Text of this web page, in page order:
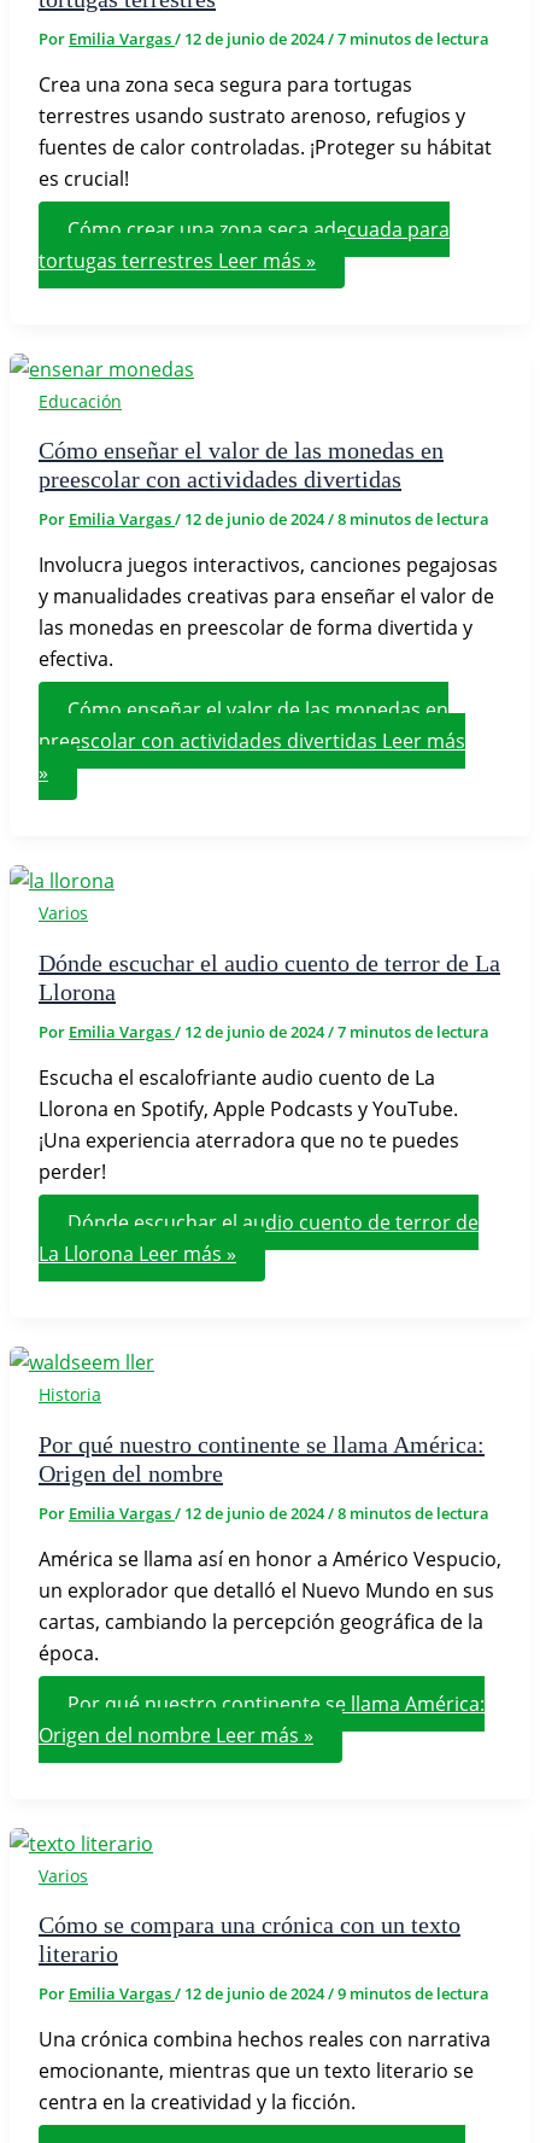
Por Emilia Vargas/ 12 de junio de 2024/7 minutos de lectura
Crea una zona seca segura para tortugas
terrestres usando sustrato arenoso, refugios y
fuentes de calor controladas. ¡Proteger su hábitat
es crucial!
Cómo crear una zona seca adecuada para
tortugas terrestres Leer más »
Educación
Cómo enseñar el valor de las monedas en
preescolar con actividades divertidas
Por Emilia Vargas/ 12 de junio de 2024/8 minutos de lectura
Involucra juegos interactivos, canciones pegajosas
y manualidades creativas para enseñar el valor de
las monedas en preescolar de forma divertida y
efectiva.
Cómo enseñar el valor de las monedas en
preescolar con actividades divertidas Leer más
»
Varios
Dónde escuchar el audio cuento de terror de La
Llorona
Por Emilia Vargas/ 12 de junio de 2024/7 minutos de lectura
Escucha el escalofriante audio cuento de La
Llorona en Spotify, Apple Podcasts y YouTube.
¡Una experiencia aterradora que no te puedes
perder!
Dónde escuchar el audio cuento de terror de
La Llorona Leer más »
Historia
Por qué nuestro continente se llama América:
Origen del nombre
Por Emilia Vargas/ 12 de junio de 2024/8 minutos de lectura
América se llama así en honor a Américo Vespucio,
un explorador que detalló el Nuevo Mundo en sus
cartas, cambiando la percepción geográfica de la
época.
Por qué nuestro continente se llama América:
Origen del nombre Leer más »
Varios
Cómo se compara una crónica con un texto
literario
Por Emilia Vargas/ 12 de junio de 2024/9 minutos de lectura
Una crónica combina hechos reales con narrativa
emocionante, mientras que un texto literario se
centra en la creatividad y la ficción.